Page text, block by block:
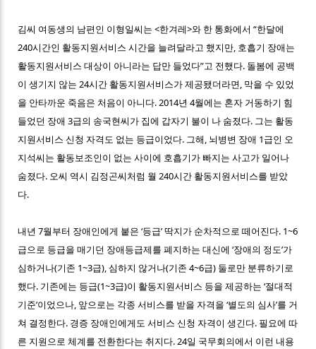
김씨 여동생의 남편인 이형일씨는 <한겨레>와 한 통화에서 “한달에
240시간인 활동지원서비스 시간을 늘려달라고 했지만, 호흡기 장애는
활동지원서비스 대상이 아니라는 답만 들었다”고 전했다. 돌봄에 공백
이 생기지 않는 24시간 활동지원서비스가 제공됐더라면, 막을 수 있었
을 안타까운 죽음은 처음이 아니다. 2014년 4월에는 혼자 거동하기 힘
들었던 장애 3급의 송국현씨가 집에 갑자기 불이 나 숨졌다. 그는 활동
지원서비스 신청 자격도 없는 등급이었다. 그해, 뇌병변 장애 1급인 오
지석씨는 활동보조인이 없는 사이에 호흡기가 빠지는 사고가 일어나
숨졌다. 오씨 역시 김정곤씨처럼 월 240시간 활동지원서비스를 받았
다.
내년 7월부터 장애인에게 붙은 ‘등급’ 딱지가 순차적으로 떼어진다. 1~6
급으로 등급을 매기던 장애등급제를 폐지하는 대신에 ‘장애의 정도’가
심하거나(기존 1~3급), 심하지 않거나(기존 4~6급) 둘로만 분류하기로
했다. 기존에는 등급(1~3급)이 활동지원서비스 등을 제공하는 ‘절대적
기준’이었으나, 앞으로는 각종 서비스를 받을 자격을 ‘별도의 심사’를 거
쳐 결정한다. 경증 장애인에게도 서비스 신청 자격이 생긴다. 필요에 따
른 지원으로 체계를 전환한다는 취지다. 24일 국무회의에서 이런 내용